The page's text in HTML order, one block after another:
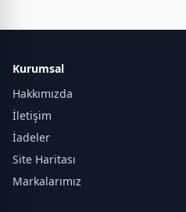
Kurumsal
Hakkımızda
İletişim
İadeler
Site Haritası
Markalarımız